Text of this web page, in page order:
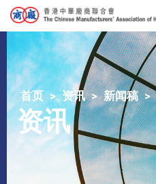
首页 资讯 新闻稿
资讯